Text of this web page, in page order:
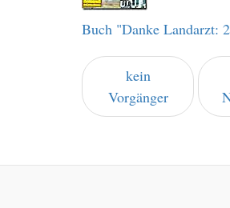
Buch "Danke Landarzt:
kein
Vorgänger